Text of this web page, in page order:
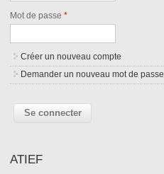
Mot de passe*
Créer un nouveau compte
Demander un nouveau mot de passe
ATIEF